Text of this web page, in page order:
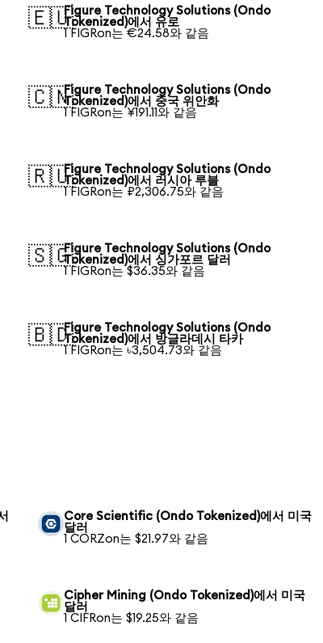
🇪🇺Figure Technology Solutions (Ondo
Tokenized)에서 유로
1 FIGRon는 €24.58와 같음
🇨🇳Figure Technology Solutions (Ondo
Tokenized)에서 중국 위안화
1 FIGRon는 ¥191.11와 같음
🇷🇺Figure Technology Solutions (Ondo
Tokenized)에서 러시아 루블
1 FIGRon는 ₽2,306.75와 같음
🇸🇬Figure Technology Solutions (Ondo
Tokenized)에서 싱가포르 달러
1 FIGRon는 $36.35와 같음
🇧🇩Figure Technology Solutions (Ondo
Tokenized)에서 방글라데시 타카
1 FIGRon는 ৳3,504.73와 같음
Core Scientific (Ondo Tokenized)에서 미국
달러
1 CORZon는 $21.97와 같음
Cipher Mining (Ondo Tokenized)에서 미국
달러
1 CIFRon는 $19.25와 같음